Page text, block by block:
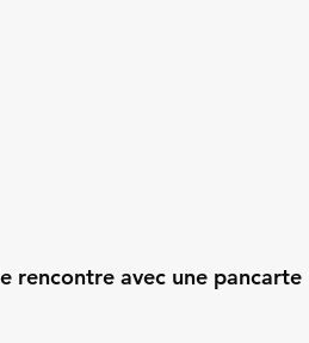
rencontre avec une pancarte